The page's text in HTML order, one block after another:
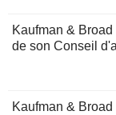
Kaufman &
de son Conseil
Kaufman &